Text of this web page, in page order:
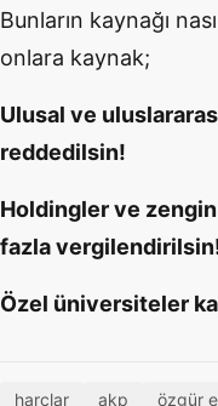
Bunların kaynağı
onlara kaynak;
Ulusal ve
reddedilsin!
Holdingler ve
fazla
Özel üniversiteler
harçlar akp özgür